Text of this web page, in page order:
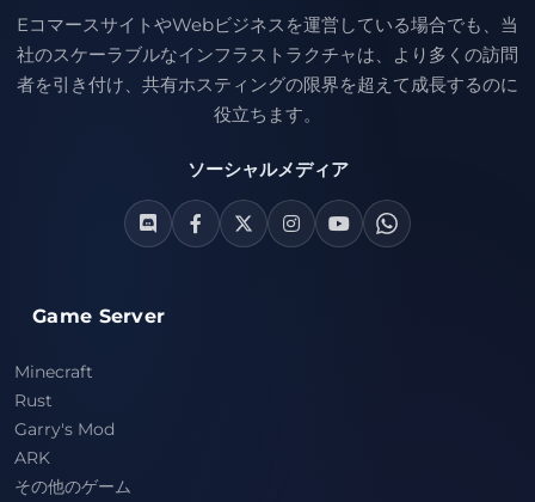
EコマースサイトやWebビジネスを運営している場合でも、当
社のスケーラブルなインフラストラクチャは、より多くの訪問
者を引き付け、共有ホスティングの限界を超えて成長するのに
役立ちます。
ソーシャルメディア
Game Server
Minecraft
Rust
Garry's Mod
ARK
その他のゲーム